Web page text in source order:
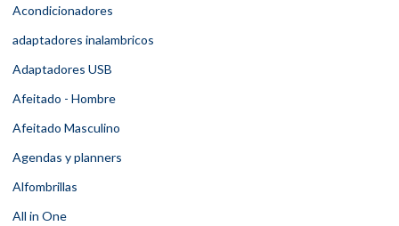
Acondicionadores
adaptadores inalambricos
Adaptadores USB
Afeitado - Hombre
Afeitado Masculino
Agendas y planners
Alfombrillas
All in One